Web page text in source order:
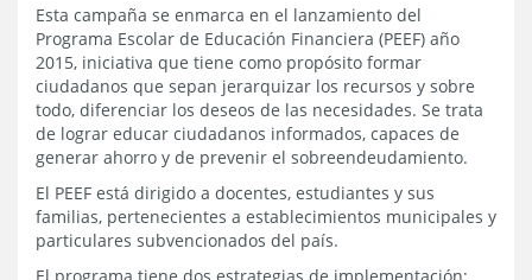
Esta campaña se enmarca en el lanzamiento del
Programa Escolar de Educación Financiera (PEEF) año
2015, iniciativa que tiene como propósito formar
ciudadanos que sepan jerarquizar los recursos y sobre
todo, diferenciar los deseos de las necesidades. Se trata
de lograr educar ciudadanos informados, capaces de
generar ahorro y de prevenir el sobreendeudamiento.
El PEEF está dirigido a docentes, estudiantes y sus
familias, pertenecientes a establecimientos municipales y
particulares subvencionados del país.